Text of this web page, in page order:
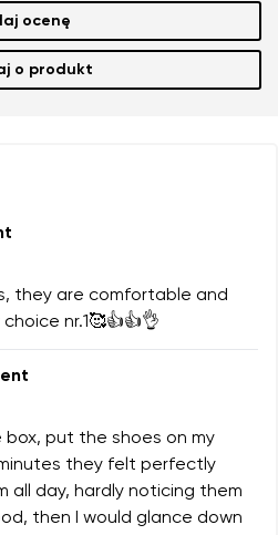
ocenę
o produkt
they are comfortable and
nr.1🥰👍👍👌
box, put the shoes on my
they felt perfectly
all day, hardly noticing them
then I would glance down